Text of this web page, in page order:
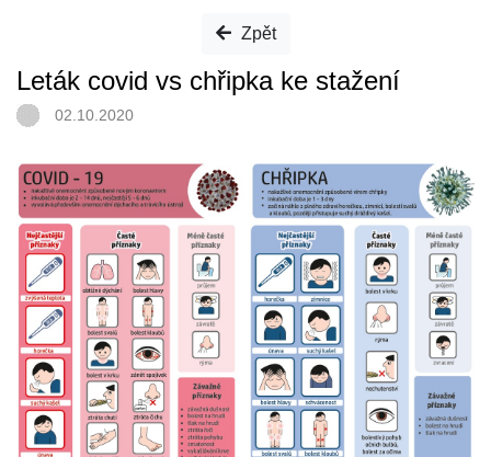
Zpět
Leták covid vs chřipka ke stažení
02.10.2020